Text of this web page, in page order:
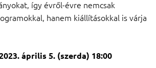
így évről-évre nemcsak
hanem kiállításokkal is várja
április 5. (szerda) 18:00